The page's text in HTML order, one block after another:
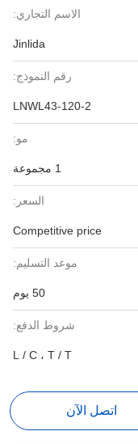
الاسم التجاري:
Jinlida
رقم النموذج:
LNWL43-120-2
مو:
السعر:
Competitive price
موعد التسليم:
50 يوم
شروط الدفع:
L / C ، T / T
اتصل الآن